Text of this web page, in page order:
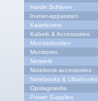
Harde Schijven
Invoer-apparaten
Kaartlezers
Kabels & Accessoires
Moederborden
Monitoren
Netwerk
Notebook-accessoires
Notebooks & Ultrabooks
Opslagmedia
Power Supplies